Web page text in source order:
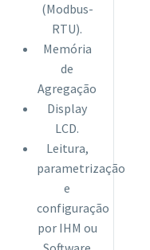
(Modbus-
RTU).
Memória
de
Agregação
Display
LCD.
Leitura,
parametrização
e
configuração
por IHM ou